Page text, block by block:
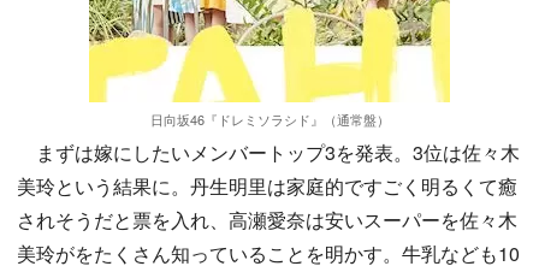
日向坂46『ドレミソラシド』（通常盤）
まずは嫁にしたいメンバートップ3を発表。3位は佐々木
美玲という結果に。丹生明里は家庭的ですごく明るくて癒
されそうだと票を入れ、高瀬愛奈は安いスーパーを佐々木
美玲がをたくさん知っていることを明かす。牛乳なども10